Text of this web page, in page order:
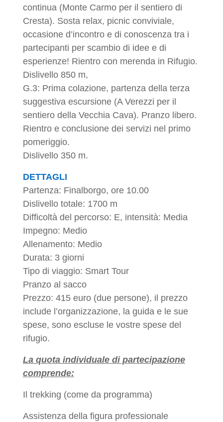
continua (Monte Carmo per il sentiero di
Cresta). Sosta relax, picnic conviviale,
occasione d’incontro e di conoscenza tra i
partecipanti per scambio di idee e di
esperienze! Rientro con merenda in Rifugio.
Dislivello 850 m,
G.3: Prima colazione, partenza della terza
suggestiva escursione (A Verezzi per il
sentiero della Vecchia Cava). Pranzo libero.
Rientro e conclusione dei servizi nel primo
pomeriggio.
Dislivello 350 m.
DETTAGLI
Partenza: Finalborgo, ore 10.00
Dislivello totale: 1700 m
Difficoltà del percorso: E, intensità: Media
Impegno: Medio
Allenamento: Medio
Durata: 3 giorni
Tipo di viaggio: Smart Tour
Pranzo al sacco
Prezzo: 415 euro (due persone), il prezzo
include l’organizzazione, la guida e le sue
spese, sono escluse le vostre spese del
rifugio.
La quota individuale di partecipazione
comprende:
Il trekking (come da programma)
Assistenza della figura professionale